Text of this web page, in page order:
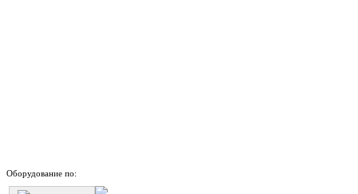
Оборудование по: